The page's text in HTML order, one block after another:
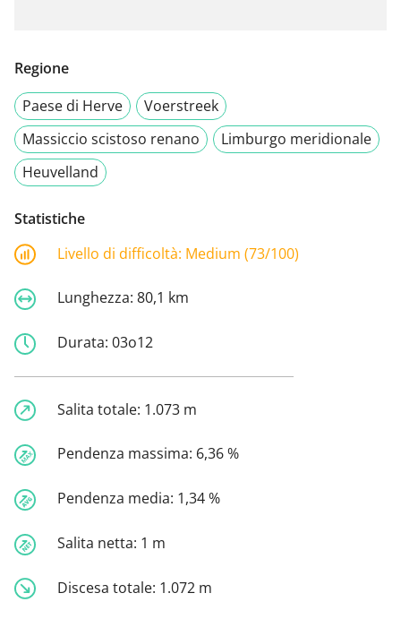
Regione
Paese di Herve
Voerstreek
Massiccio scistoso renano
Limburgo meridionale
Heuvelland
Statistiche
Livello di difficoltà: Medium (73/100)
Lunghezza: 80,1 km
Durata: 03o12
Salita totale: 1.073 m
Pendenza massima: 6,36 %
Pendenza media: 1,34 %
Salita netta: 1 m
Discesa totale: 1.072 m